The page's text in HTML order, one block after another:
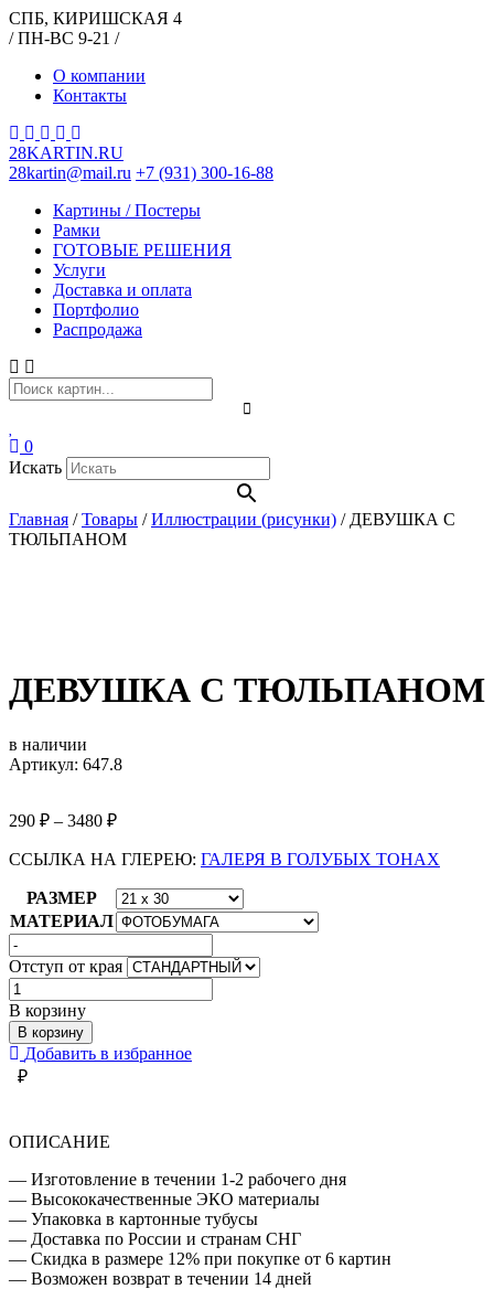
СПБ, КИРИШСКАЯ 4
/ ПН-ВС 9-21 /
О компании
Контакты
28KARTIN.RU
28kartin@mail.ru +7 (931) 300-16-88
Картины / Постеры
Рамки
ГОТОВЫЕ РЕШЕНИЯ
Услуги
Доставка и оплата
Портфолио
Распродажа
0
Искать
Главная /Товары /Иллюстрации (рисунки) / ДЕВУШКА С
ТЮЛЬПАНОМ
ДЕВУШКА С ТЮЛЬПАНОМ
в наличии
Артикул: 647.8
290 ₽ – 3480 ₽
ССЫЛКА НА ГЛЕРЕЮ: ГАЛЕРЯ В ГОЛУБЫХ ТОНАХ
РАЗМЕР
МАТЕРИАЛ
Отступ от края
Количество
товара
ДЕВУШКА
С
ТЮЛЬПАНОМ
В корзину
В корзину
Добавить в избранное
₽
ОПИСАНИЕ
— Изготовление в течении 1-2 рабочего дня
— Высококачественные ЭКО материалы
— Упаковка в картонные тубусы
— Доставка по России и странам СНГ
— Скидка в размере 12% при покупке от 6 картин
— Возможен возврат в течении 14 дней